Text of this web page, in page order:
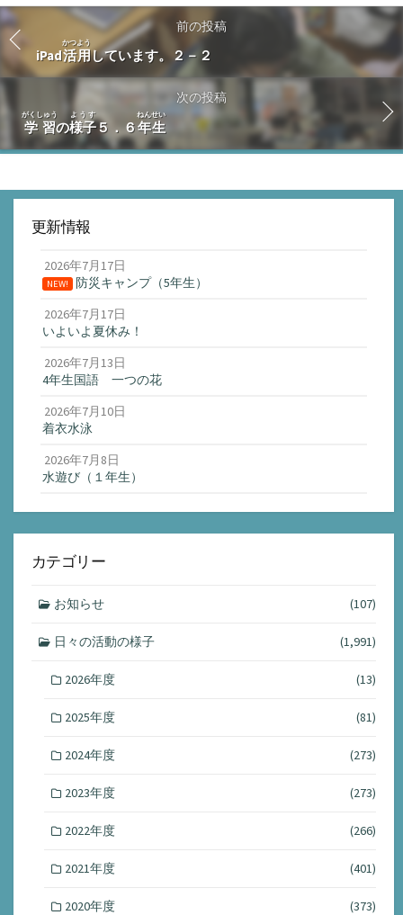
前の投稿
iPad活用
かつよう
しています。２－２
次の投稿
学習
がくしゅう
の様子
ようす
５．６年生
ねんせい
更新情報
2026年7月17日
NEW!
防災キャンプ（5年生）
2026年7月17日
いよいよ夏休み！
2026年7月13日
4年生国語 一つの花
2026年7月10日
着衣水泳
2026年7月8日
水遊び（１年生）
カテゴリー
お知らせ (107)
日々の活動の様子 (1,991)
2026年度 (13)
2025年度 (81)
2024年度 (273)
2023年度 (273)
2022年度 (266)
2021年度 (401)
2020年度 (373)